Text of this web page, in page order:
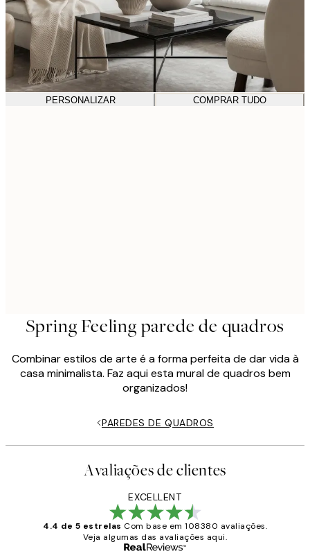
PERSONALIZAR COMPRAR TUDO
Spring Feeling parede de quadros
Combinar estilos de arte é a forma perfeita de dar vida à
casa minimalista. Faz aqui esta mural de quadros bem
organizados!
PAREDES DE QUADROS
Avaliações de clientes
EXCELLENT
4.4 de 5 estrelas Com base em 108380 avaliações.
Veja algumas das avaliações aqui.